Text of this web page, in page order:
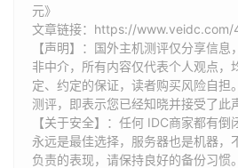
元》
文章链接： https://www.veidc.com/
【声明】：国外主机测评仅分享信
非中介，所有内容仅代表个人观点，
定、约定的保证，读者购买风险自担
测评，即表示您已经知晓并接受了此
【关于安全】：任何 IDC商家都有
永远是最佳选择，服务器也是机器，
负责的表现，请保持良好的备份习惯。